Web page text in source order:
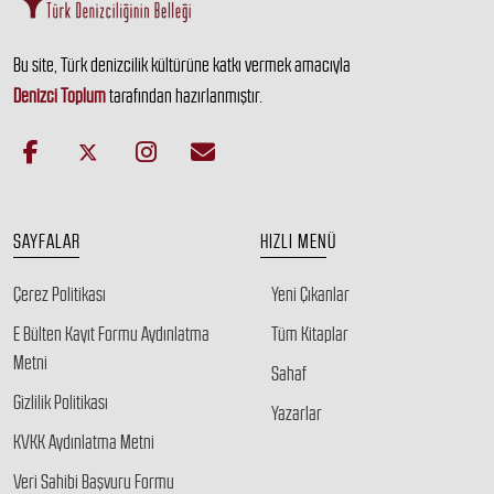
Bu site, Türk denizcilik kültürüne katkı vermek amacıyla
Denizci Toplumtarafından hazırlanmıştır.
SAYFALAR
Çerez Politikası
E Bülten Kayıt Formu Aydınlatma
Metni
Gizlilik Politikası
KVKK Aydınlatma Metni
Veri Sahibi Başvuru Formu
HIZLI MENÜ
Yeni Çıkanlar
Tüm Kitaplar
Sahaf
Yazarlar